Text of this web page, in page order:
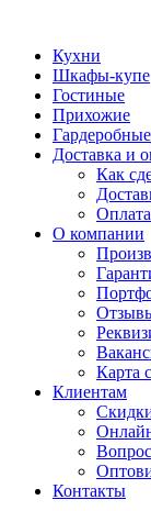
Кухни
Шкафы-купе
Гостиные
Прихожие
Гардеробные
Доставка и
Как
О компании
Карта
Клиентам
Контакты